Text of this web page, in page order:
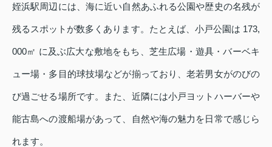
姪浜駅周辺には、海に近い自然あふれる公園や歴史の名残が
残るスポットが数多くあります。たとえば、小戸公園は 173,
000㎡ に及ぶ広大な敷地をもち、芝生広場・遊具・バーベキ
ュー場・多目的球技場などが揃っており、老若男女がのびの
び過ごせる場所です。また、近隣には小戸ヨットハーバーや
能古島への渡船場があって、自然や海の魅力を日常で感じら
れます。